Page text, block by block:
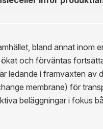
bland annat inom
och förväntas
ledande i framväxten av
membrane) för
beläggningar i fokus